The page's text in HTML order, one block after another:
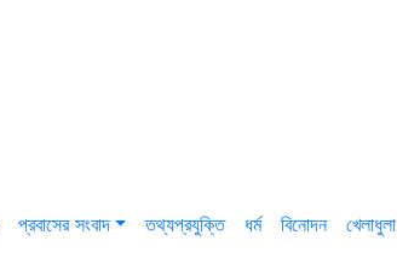
প্রবাসের সংবাদ তথ্যপ্রযুক্তি ধর্ম বিনোদন খেলাধুলা